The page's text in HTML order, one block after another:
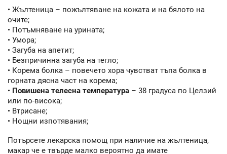
• Жълтеница – пожълтяване на кожата и на бялото на
очите;
• Потъмняване на урината;
• Умора;
• Загуба на апетит;
• Безпричинна загуба на тегло;
• Корема болка – повечето хора чувстват тъпа болка в
горната дясна част на корема;
• Повишена телесна температура – 38 градуса по Целзий
или по-висока;
• Втрисане;
• Нощни изпотявания;
Потърсете лекарска помощ при наличие на жълтеница,
макар че е твърде малко вероятно да имате